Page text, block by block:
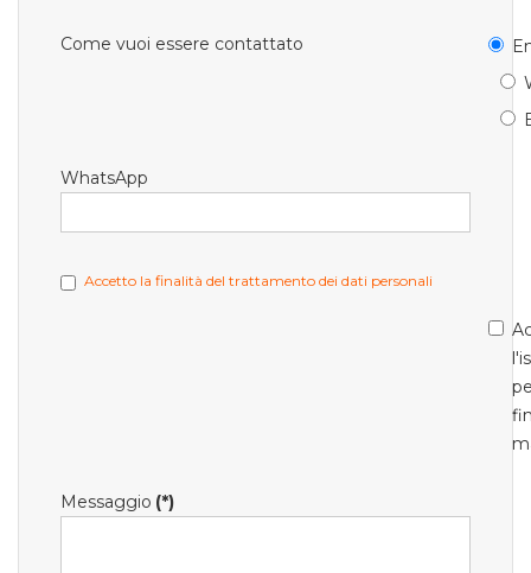
Come vuoi essere contattato
WhatsApp
Accetto la finalità del trattamento dei dati personali
Messaggio (*)